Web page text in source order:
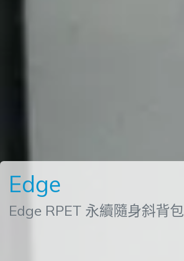
Edge
Edge RPET 永續隨身斜背包